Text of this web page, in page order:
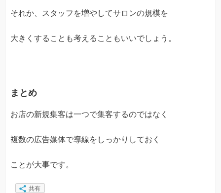
それか、スタッフを増やしてサロンの規模を
大きくすることも考えることもいいでしょう。
まとめ
お店の新規集客は一つで集客するのではなく
複数の広告媒体で導線をしっかりしておく
ことが大事です。
共有